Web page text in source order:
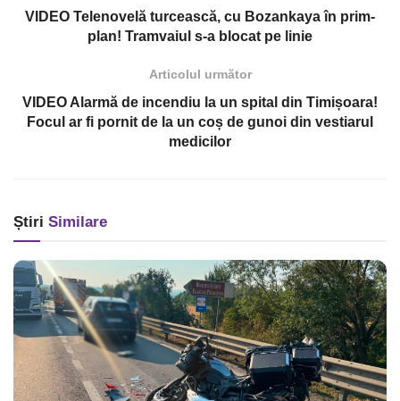
VIDEO Telenovelă turcească, cu Bozankaya în prim-
plan! Tramvaiul s-a blocat pe linie
Articolul următor
VIDEO Alarmă de incendiu la un spital din Timișoara!
Focul ar fi pornit de la un coș de gunoi din vestiarul
medicilor
Știri Similare